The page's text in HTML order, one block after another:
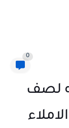
0
لصف